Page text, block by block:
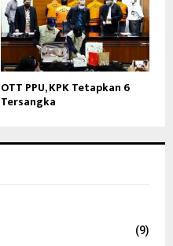
OTT PPU, KPK Tetapkan 6
Tersangka
(9)